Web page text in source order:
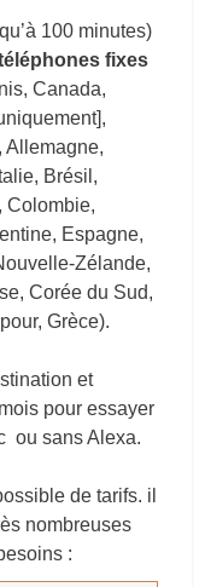
100 minutes)
fixes
Canada,
Allemagne,
Brésil,
Colombie,
Espagne,
Zélande,
Corée du Sud,
Grèce).
et
pour essayer
ou sans Alexa.
de tarifs. il
nombreuses
: